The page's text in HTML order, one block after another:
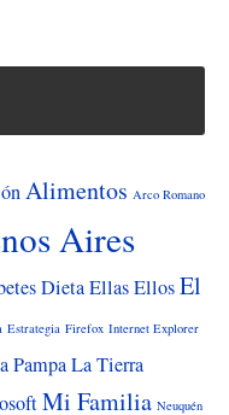
peligrosos
Alimentos Arco Romano
Aires
DietaEllasEllosEl
Estrategia Firefox Internet Explorer
PampaLa Tierra
Mi Familia Neuquén